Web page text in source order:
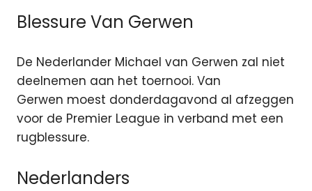
Blessure Van Gerwen
De Nederlander Michael van Gerwen zal niet
deelnemen aan het toernooi. Van
Gerwen moest donderdagavond al afzeggen
voor de Premier League in verband met een
rugblessure.
Nederlanders